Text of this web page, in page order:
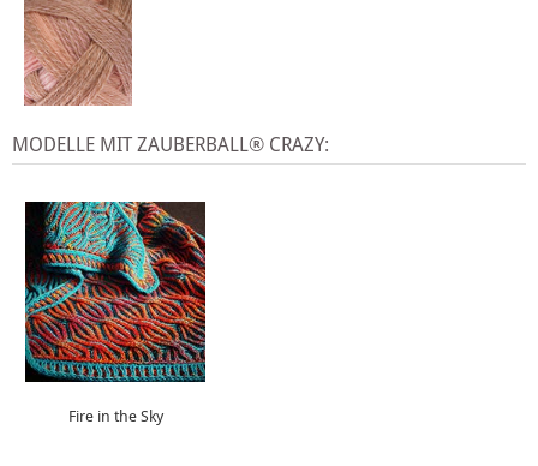
MODELLE MIT ZAUBERBALL® CRAZY:
Fire in the Sky